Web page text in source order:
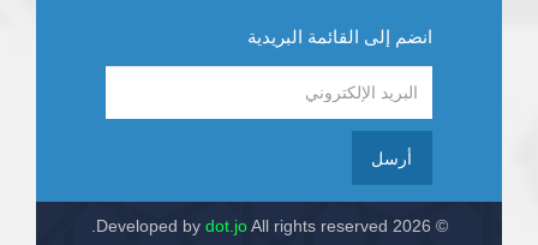
انضم إلى القائمة البريدية
أرسل
© 2026 Developed by
dot.joAll rights reserved.